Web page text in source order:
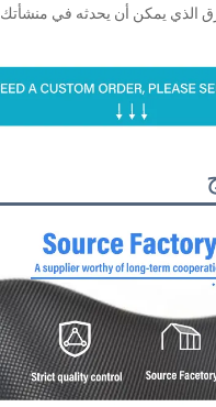
الذي يمكن أن يحدثه في منشأتك